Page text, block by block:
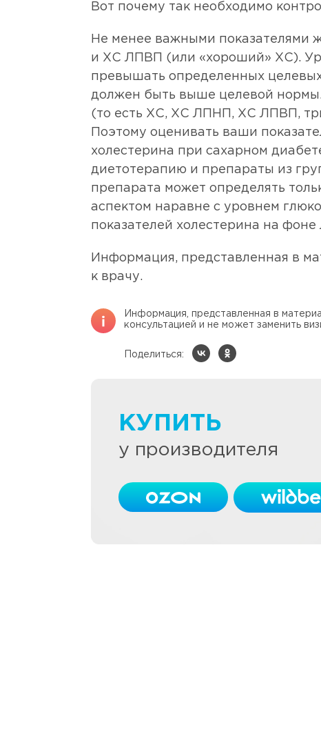
Вот почему так необходимо
Не менее важными показателями
и ХС ЛПВП (или «хороший» ХС).
превышать определенных
должен быть выше целевой
(то есть ХС, ХС ЛПНП, ХС ЛПВП,
Поэтому оценивать ваши
холестерина при сахарном
диетотерапию и препараты из
препарата может определять
аспектом наравне с уровнем
показателей холестерина на
Информация, представленная в
к врачу.
Информация, представленная в
консультацией и не может заменить
Поделиться:
КУПИТЬ
у производителя